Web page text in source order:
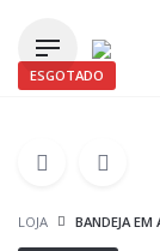
contentESGOTADO
LOJA BANDEJA